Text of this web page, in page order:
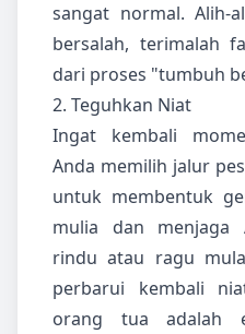
sangat normal. Alih-
bersalah, terimalah
dari proses "tumbuh
2. Teguhkan Niat
Ingat kembali
Anda memilih jalur
untuk membentuk
mulia dan menjaga
rindu atau ragu
perbarui kembali
orang tua adalah